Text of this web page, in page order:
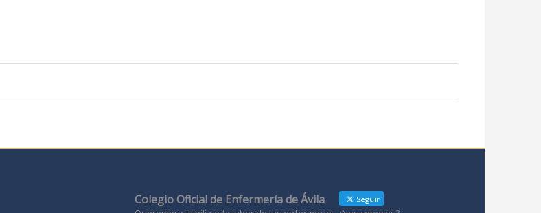
Colegio Oficial de Enfermería de Ávila Seguir